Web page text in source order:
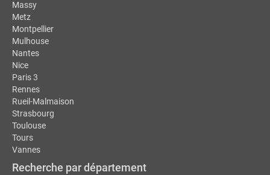
Massy
Metz
Montpellier
Mulhouse
Nantes
Nice
Paris 3
Rennes
Rueil-Malmaison
Strasbourg
Toulouse
Tours
Vannes
Recherche par département